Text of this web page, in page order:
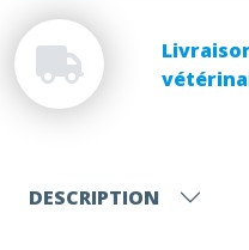
DESCRIPTION